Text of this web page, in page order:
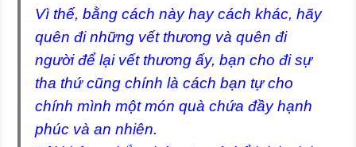
Vì thế, bằng cách này hay cách khác, hãy
quên đi những vết thương và quên đi
người để lại vết thương ấy, bạn cho đi sự
tha thứ cũng chính là cách bạn tự cho
chính mình một món quà chứa đầy hạnh
phúc và an nhiên.